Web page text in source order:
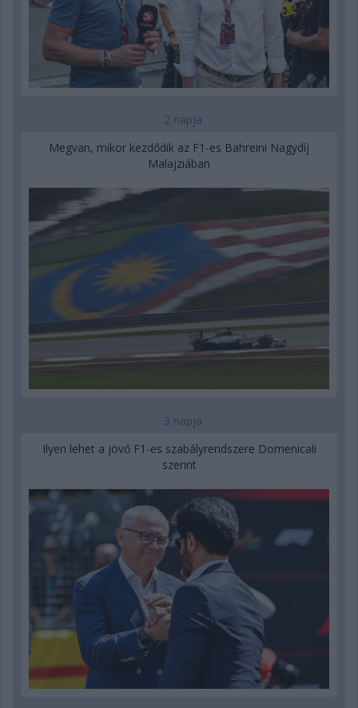
2 napja
Megvan, mikor kezdődik az F1-es Bahreini Nagydíj
Malajziában
3 napja
Ilyen lehet a jövő F1-es szabályrendszere Domenicali
szerint